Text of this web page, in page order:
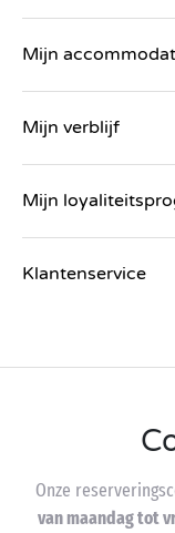
Mijn
Mijn verblijf
Mijn
Klantenservice
Onze
van maandag tot